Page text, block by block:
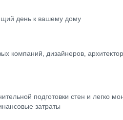
день к вашему дому
компаний, дизайнеров,
подготовки стен и легко
затраты